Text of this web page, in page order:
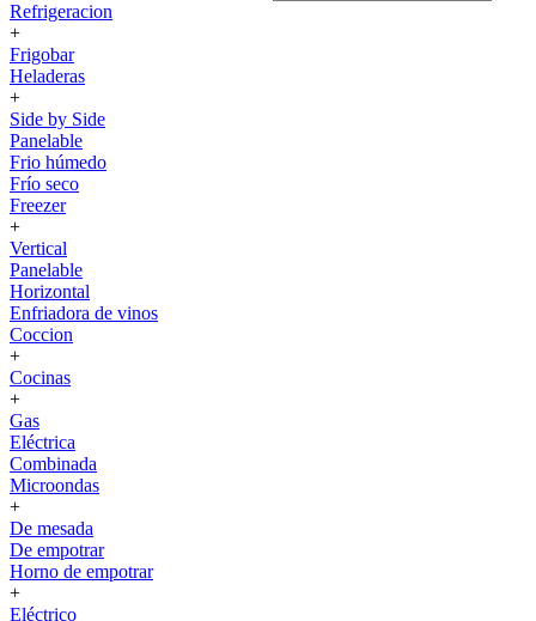
Refrigeracion
+
Frigobar
Heladeras
+
Side by Side
Panelable
Frio húmedo
Frío seco
Freezer
+
Vertical
Panelable
Horizontal
Enfriadora de vinos
Coccion
+
Cocinas
+
Gas
Eléctrica
Combinada
Microondas
+
De mesada
De empotrar
Horno de empotrar
+
Eléctrico